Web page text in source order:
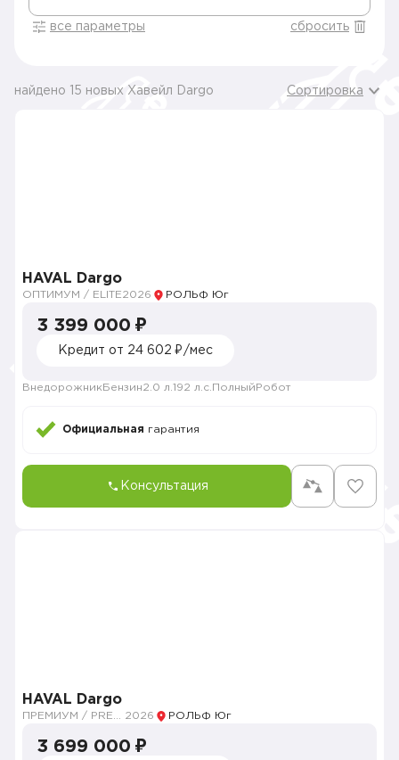
все параметры сбросить
найдено 15 новых Хавейл Dargo Сортировка
HAVAL Dargo
ОПТИМУМ / ELITE2026 РОЛЬФ Юг
3 399 000 ₽
Кредит от 24 602 ₽/мес
Внедорожник Бензин2.0 л. 192 л.с. Полный Робот
Официальная гарантия
Консультация
HAVAL Dargo
2026 РОЛЬФ Юг
3 699 000 ₽